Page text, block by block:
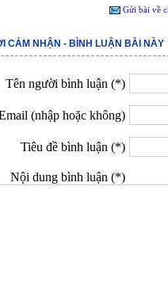
Gửi bài về
CẢM NHẬN - BÌNH LUẬN BÀI NÀY
Tên người bình luận (*)
(nhập hoặc không)
Tiêu đề bình luận (*)
Nội dung bình luận (*)